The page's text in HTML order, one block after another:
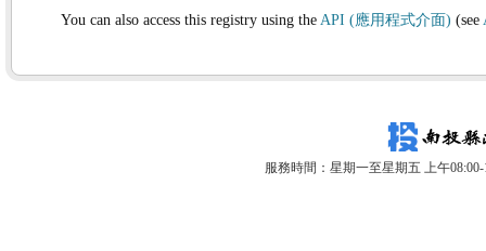
You can also access this registry using the API (應用程式介面) (see
服務時間：星期一至星期五 上午